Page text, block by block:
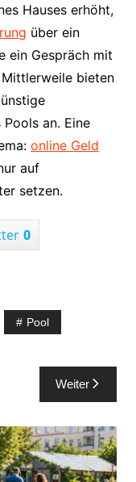
Hauses erhöht,
über ein
ein Gespräch mit
bieten
an. Eine
online Geld
auf
setzen.
0
Pool
Weiter